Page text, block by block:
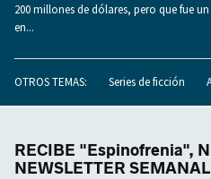
200 millones de dólares, pero que fue
en...
OTROS TEMAS: Series de ficción
RECIBE "Espinofrenia",
NEWSLETTER SEMANAL